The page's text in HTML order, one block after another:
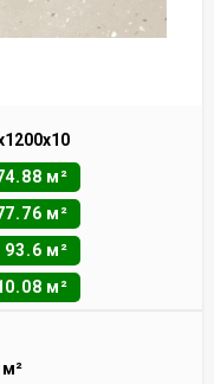
м²
м²
93.6 м²
м²
м²